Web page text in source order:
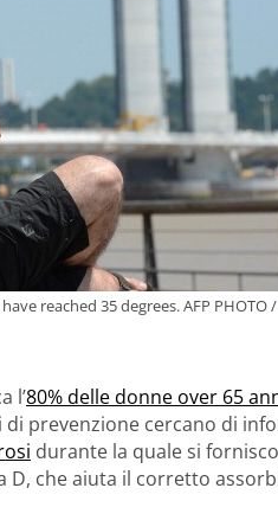
reached 35 degrees. AFP PHOTO
l’80% delle donne over 65
prevenzione cercano di
durante la quale si
che aiuta il corretto